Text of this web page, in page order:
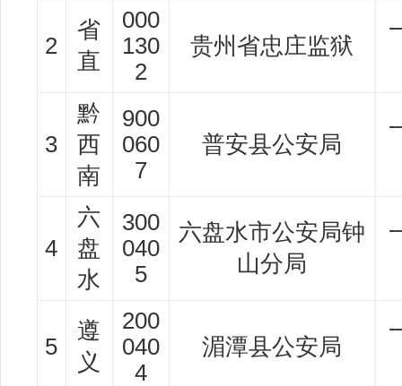
2
省
直
000
130
2
贵州省忠庄监狱
3
黔
西
南
900
060
7
普安县公安局
4
六
盘
水
300
040
5
六盘水市公安局钟
山分局
5
遵
义
200
040
4
湄潭县公安局